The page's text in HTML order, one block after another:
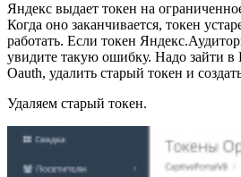
Яндекс выдает токен на
Когда оно заканчивается, токен
работать. Если токен
увидите такую ошибку. Надо зайти
Oauth, удалить старый токен и
Удаляем старый токен.